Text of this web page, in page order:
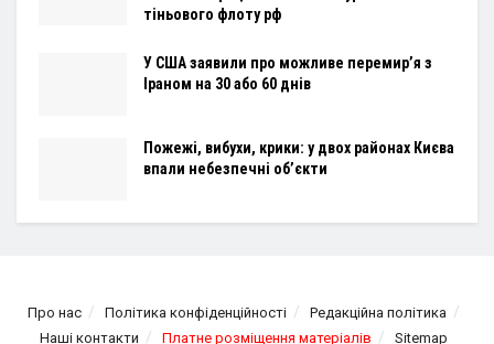
тіньового флоту рф
У США заявили про можливе перемир’я з
Іраном на 30 або 60 днів
Пожежі, вибухи, крики: у двох районах Києва
впали небезпечні об’єкти
Про нас Політика конфіденційності
Редакційна політика
Наші контакти
Платне розміщення матеріалів Sitemap